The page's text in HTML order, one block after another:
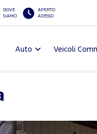
DOVE
SIAMO
APERTO
ADESSO
Auto Veicoli